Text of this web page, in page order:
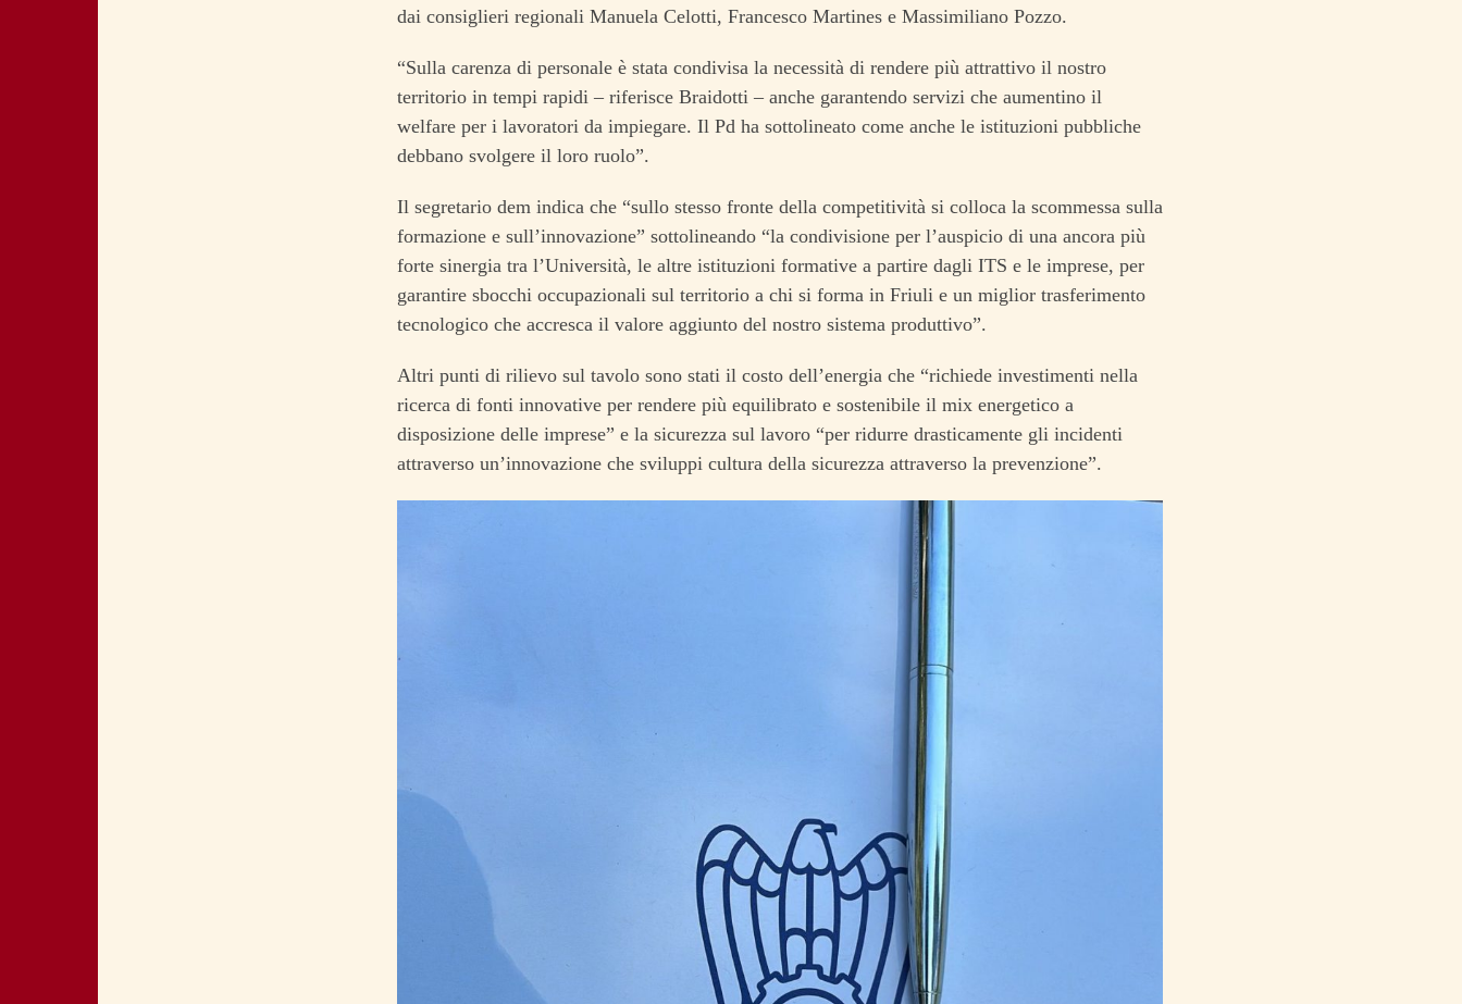
dai consiglieri regionali Manuela Celotti, Francesco Martines e Massimiliano Pozzo.
“Sulla carenza di personale è stata condivisa la necessità di rendere più attrattivo il nostro
territorio in tempi rapidi – riferisce Braidotti – anche garantendo servizi che aumentino il
welfare per i lavoratori da impiegare. Il Pd ha sottolineato come anche le istituzioni pubbliche
debbano svolgere il loro ruolo”.
Il segretario dem indica che “sullo stesso fronte della competitività si colloca la scommessa sulla
formazione e sull’innovazione” sottolineando “la condivisione per l’auspicio di una ancora più
forte sinergia tra l’Università, le altre istituzioni formative a partire dagli ITS e le imprese, per
garantire sbocchi occupazionali sul territorio a chi si forma in Friuli e un miglior trasferimento
tecnologico che accresca il valore aggiunto del nostro sistema produttivo”.
Altri punti di rilievo sul tavolo sono stati il costo dell’energia che “richiede investimenti nella
ricerca di fonti innovative per rendere più equilibrato e sostenibile il mix energetico a
disposizione delle imprese” e la sicurezza sul lavoro “per ridurre drasticamente gli incidenti
attraverso un’innovazione che sviluppi cultura della sicurezza attraverso la prevenzione”.